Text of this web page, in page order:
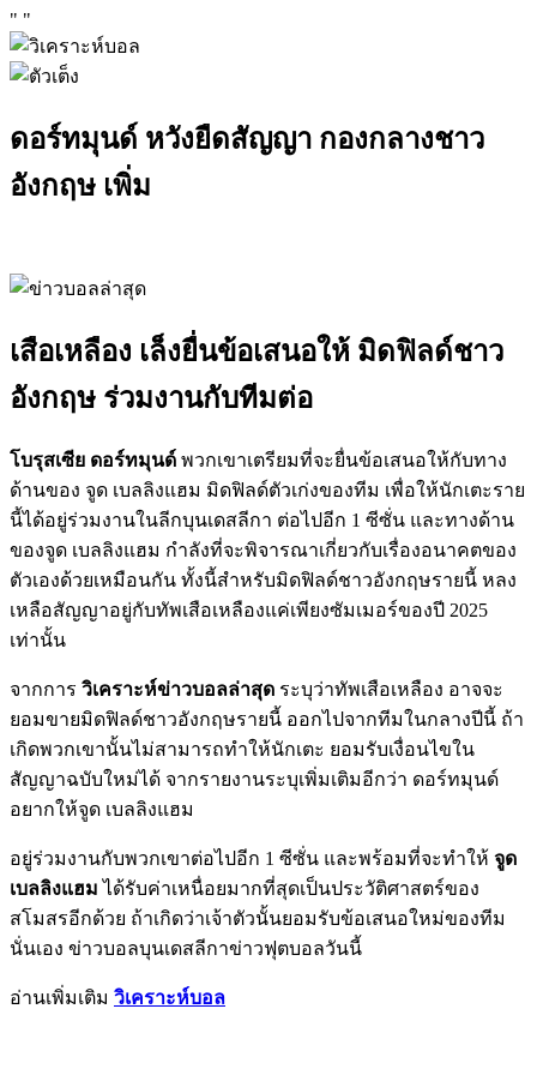
" "
ดอร์ทมุนด์ หวังยืดสัญญา กองกลางชาว
อังกฤษ เพิ่ม
เสือเหลือง เล็งยื่นข้อเสนอให้ มิดฟิลด์ชาว
อังกฤษ ร่วมงานกับทีมต่อ
โบรุสเซีย ดอร์ทมุนด์ พวกเขาเตรียมที่จะยื่นข้อเสนอให้กับทาง
ด้านของ จูด เบลลิงแฮม มิดฟิลด์ตัวเก่งของทีม เพื่อให้นักเตะราย
นี้ได้อยู่ร่วมงานในลีกบุนเดสลีกา ต่อไปอีก 1 ซีซั่น และทางด้าน
ของจูด เบลลิงแฮม กำลังที่จะพิจารณาเกี่ยวกับเรื่องอนาคตของ
ตัวเองด้วยเหมือนกัน ทั้งนี้สำหรับมิดฟิลด์ชาวอังกฤษรายนี้ หลง
เหลือสัญญาอยู่กับทัพเสือเหลืองแค่เพียงซัมเมอร์ของปี 2025
เท่านั้น
จากการ วิเคราะห์ข่าวบอลล่าสุด ระบุว่าทัพเสือเหลือง อาจจะ
ยอมขายมิดฟิลด์ชาวอังกฤษรายนี้ ออกไปจากทีมในกลางปีนี้ ถ้า
เกิดพวกเขานั้นไม่สามารถทำให้นักเตะ ยอมรับเงื่อนไขใน
สัญญาฉบับใหม่ได้ จากรายงานระบุเพิ่มเติมอีกว่า ดอร์ทมุนด์
อยากให้จูด เบลลิงแฮม
อยู่ร่วมงานกับพวกเขาต่อไปอีก 1 ซีซั่น และพร้อมที่จะทำให้ จูด
เบลลิงแฮม ได้รับค่าเหนื่อยมากที่สุดเป็นประวัติศาสตร์ของ
สโมสรอีกด้วย ถ้าเกิดว่าเจ้าตัวนั้นยอมรับข้อเสนอใหม่ของทีม
นั่นเอง ข่าวบอลบุนเดสลีกาข่าวฟุตบอลวันนี้
อ่านเพิ่มเติม วิเคราะห์บอล